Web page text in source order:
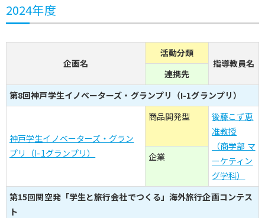
2024年度
企画名
活動分類
指導教員名
連携先
第8回神戸学生イノベーターズ・グランプリ（I-1グランプリ）
神戸学生イノベーターズ・グラン
プリ（I-1グランプリ）
商品開発型
後藤こず恵
准教授
（商学部 マ
ーケティン
グ学科）
企業
第15回関空発「学生と旅行会社でつくる」海外旅行企画コンテス
ト